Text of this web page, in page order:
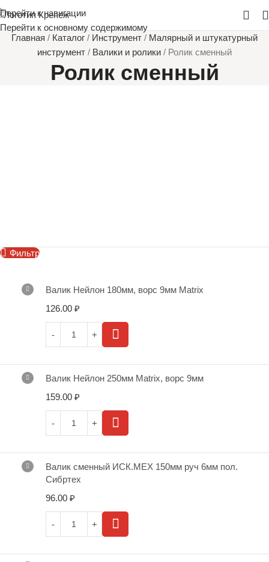
Перейти к навигации
Перейти к основному содержимому
Главная / Каталог / Инструмент / Малярный и штукатурный
инструмент / Валики и ролики / Ролик сменный
Ролик сменный
Фильтр
Валик Нейлон 180мм, ворс 9мм Мatrix
126.00 ₽
Валик Нейлон 250мм Мatrix, ворс 9мм
159.00 ₽
Валик сменный ИСК.МЕХ 150мм руч 6мм пол.
Сибртех
96.00 ₽